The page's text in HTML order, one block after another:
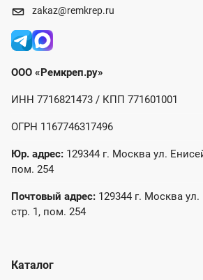
zakaz@remkrep.ru
ООО «Ремкреп.ру»
ИНН 7716821473 / КПП 771601001
ОГРН 1167746317496
Юр. адрес: 129344 г. Москва ул.
пом. 254
Почтовый адрес: 129344 г. Москва
стр. 1, пом. 254
Каталог